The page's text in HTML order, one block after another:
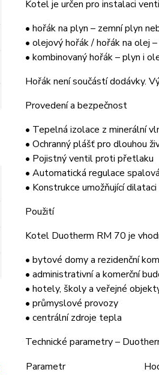
Kotel je určen pro instalaci
• hořák na plyn – zemní plyn
• olejový hořák / hořák na olej
• kombinovaný hořák – plyn i
Hořák není součástí dodávky.
Provedení a bezpečnost
• Tepelná izolace z minerální
• Ochranný plášť pro dlouhou
• Pojistný ventil proti přetlaku
• Automatická regulace
• Konstrukce umožňující
Použití
Kotel Duotherm RM 70 je
• bytové domy a rezidenční
• administrativní a komerční
• hotely, školy a veřejné
• průmyslové provozy
• centrální zdroje tepla
Technické parametry –
Parametr